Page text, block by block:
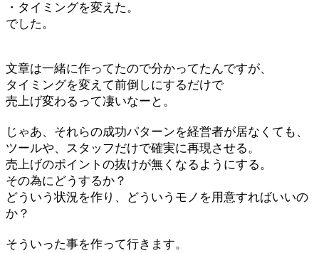
・タイミングを変えた。
でした。
文章は一緒に作ってたので分かってたんですが、
タイミングを変えて前倒しにするだけで
売上げ変わるって凄いなーと。
じゃあ、それらの成功パターンを経営者が居なくても、
ツールや、スタッフだけで確実に再現させる。
売上げのポイントの抜けが無くなるようにする。
その為にどうするか？
どういう状況を作り、どういうモノを用意すればいいの
か？
そういった事を作って行きます。